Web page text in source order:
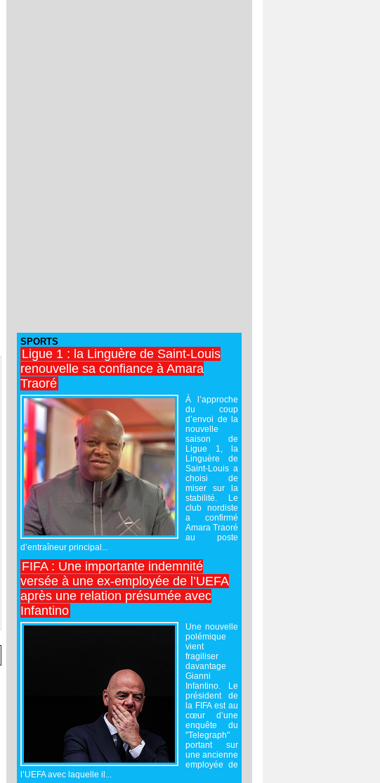
SPORTS
Ligue 1 : la Linguère de Saint-Louis
renouvelle sa confiance à Amara
Traoré
À l’approche
du coup
d’envoi de la
nouvelle
saison de
Ligue 1, la
Linguère de
Saint-Louis a
choisi de
miser sur la
stabilité. Le
club nordiste
a confirmé
Amara Traoré
au poste
d’entraîneur principal...
FIFA : Une importante indemnité
versée à une ex-employée de l’UEFA
après une relation présumée avec
Infantino
Une nouvelle
polémique
vient
fragiliser
davantage
Gianni
Infantino. Le
président de
la FIFA est au
cœur d’une
enquête du
"Telegraph"
portant sur
une ancienne
employée de
l’UEFA avec laquelle il...